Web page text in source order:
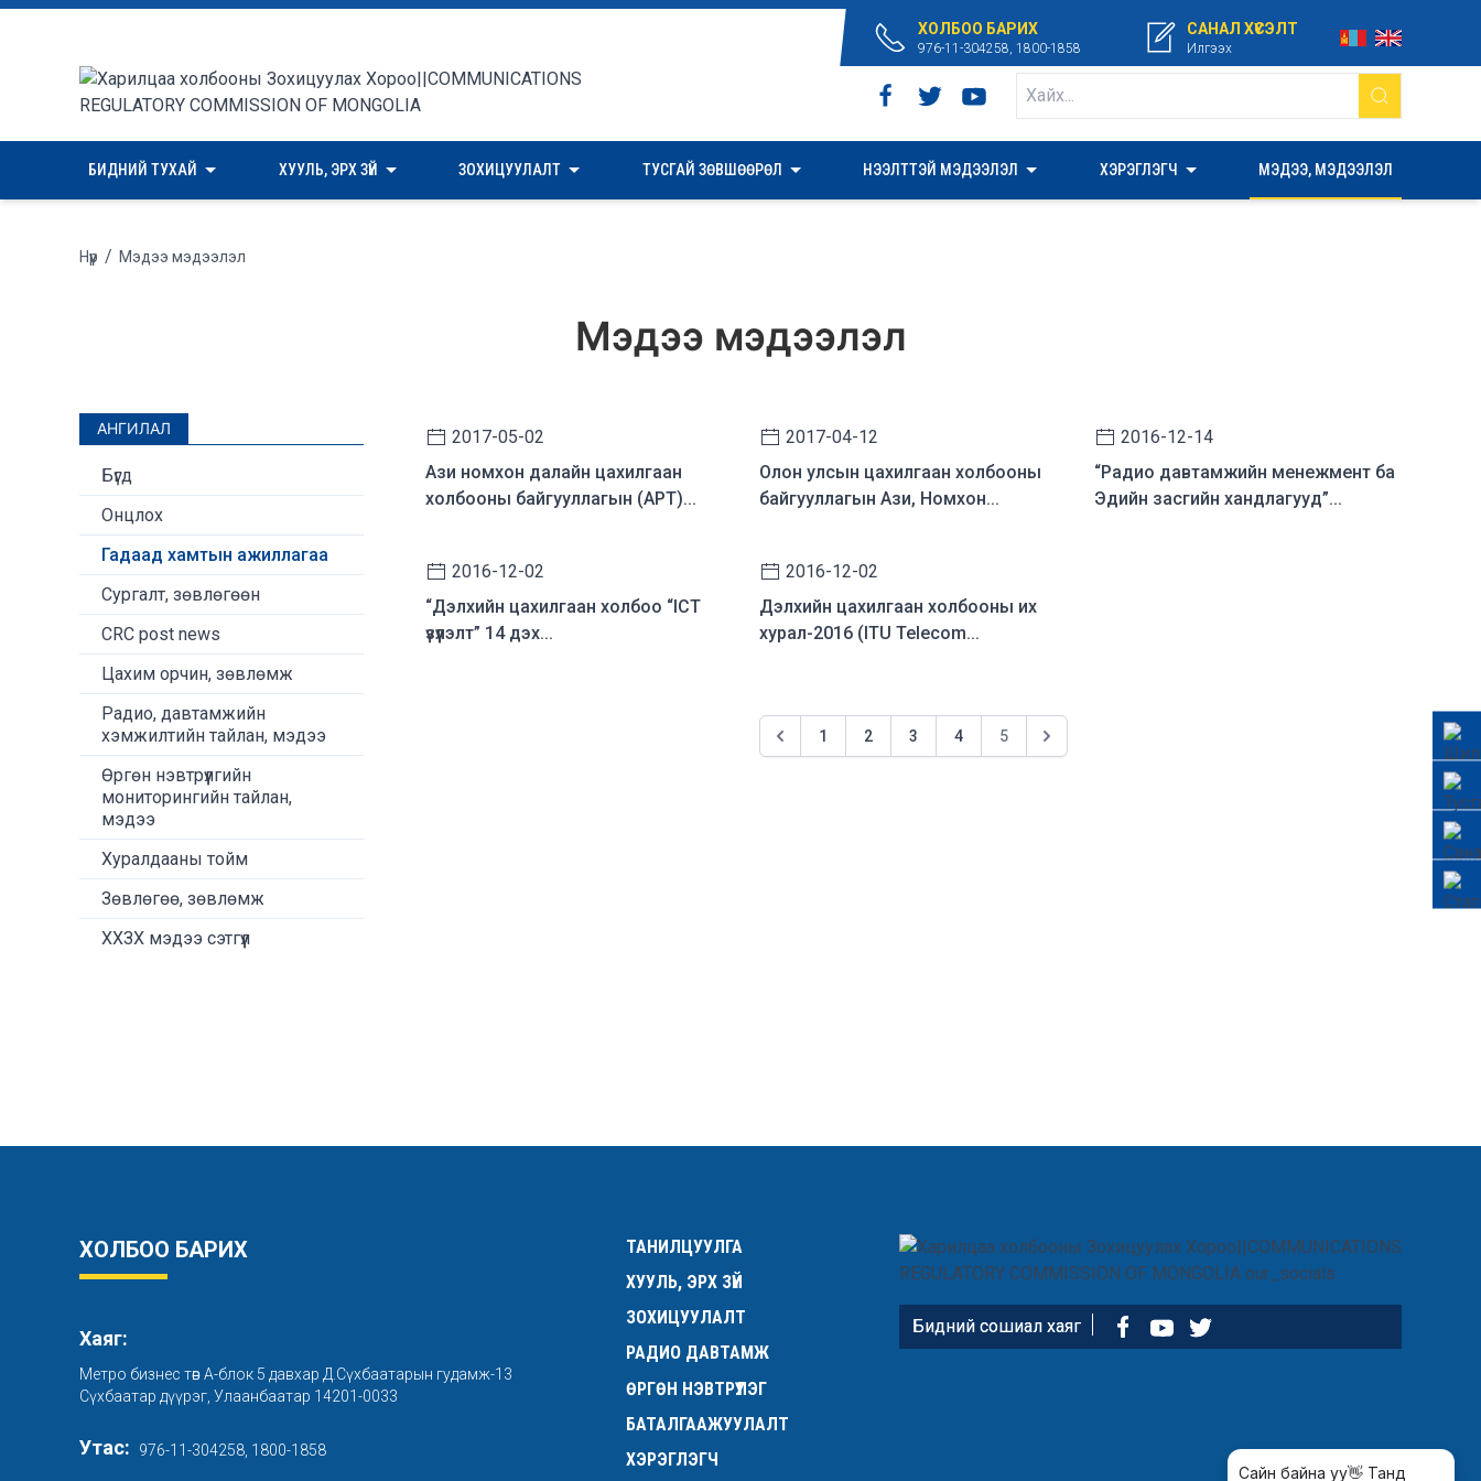
ХОЛБОО БАРИХ
976-11-304258, 1800-1858
САНАЛ ХҮСЭЛТ
Илгээх
БИДНИЙ ТУХАЙ ХУУЛЬ, ЭРХ ЗҮЙ ЗОХИЦУУЛАЛТ ТУСГАЙ ЗӨВШӨӨРӨЛ НЭЭЛТТЭЙ МЭДЭЭЛЭЛ ХЭРЭГЛЭГЧ МЭДЭЭ, МЭДЭЭЛЭЛ
Нүүр / Мэдээ мэдээлэл
Мэдээ мэдээлэл
АНГИЛАЛ
Бүгд
Онцлох
Гадаад хамтын ажиллагаа
Сургалт, зөвлөгөөн
CRC post news
Цахим орчин, зөвлөмж
Радио, давтамжийн
хэмжилтийн тайлан, мэдээ
Өргөн нэвтрүүлгийн
мониторингийн тайлан,
мэдээ
Хуралдааны тойм
Зөвлөгөө, зөвлөмж
ХХЗХ мэдээ сэтгүүл
2017-05-02
Ази номхон далайн цахилгаан
холбооны байгууллагын (APT)...
2017-04-12
Олон улсын цахилгаан холбооны
байгууллагын Ази, Номхон...
2016-12-14
“Радио давтамжийн менежмент ба
Эдийн засгийн хандлагууд”...
2016-12-02
“Дэлхийн цахилгаан холбоо “ICT
үзүүлэлт” 14 дэх...
2016-12-02
Дэлхийн цахилгаан холбооны их
хурал-2016 (ITU Telecom...
1 2 3 4 5
ХОЛБОО БАРИХ
Хаяг:
Метро бизнес төв А-блок 5 давхар Д.Сүхбаатарын гудамж-13
Сүхбаатар дүүрэг, Улаанбаатар 14201-0033
Утас: 976-11-304258, 1800-1858
ТАНИЛЦУУЛГА
ХУУЛЬ, ЭРХ ЗҮЙ
ЗОХИЦУУЛАЛТ
РАДИО ДАВТАМЖ
ӨРГӨН НЭВТРҮҮЛЭГ
БАТАЛГААЖУУЛАЛТ
ХЭРЭГЛЭГЧ
Бидний сошиал хаяг
Сайн байна уу👋 Танд